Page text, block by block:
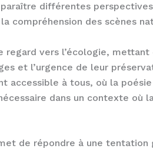
différentes
compréhension des scènes
regard vers l’écologie, mettant
et l’urgence de leur
accessible à tous, où la
dans un contexte où
de répondre à une tentation